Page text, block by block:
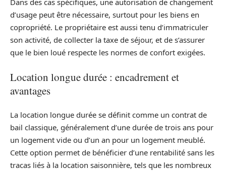
Dans des cas spécifiques, une autorisation de changement
d’usage peut être nécessaire, surtout pour les biens en
copropriété. Le propriétaire est aussi tenu d’immatriculer
son activité, de collecter la taxe de séjour, et de s’assurer
que le bien loué respecte les normes de confort exigées.
Location longue durée : encadrement et
avantages
La location longue durée se définit comme un contrat de
bail classique, généralement d’une durée de trois ans pour
un logement vide ou d’un an pour un logement meublé.
Cette option permet de bénéficier d’une rentabilité sans les
tracas liés à la location saisonnière, tels que les nombreux